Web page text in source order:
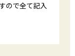
ので全て記入